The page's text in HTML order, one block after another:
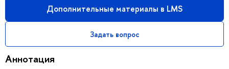
Дополнительные материалы в LMS
Задать вопрос
Аннотация